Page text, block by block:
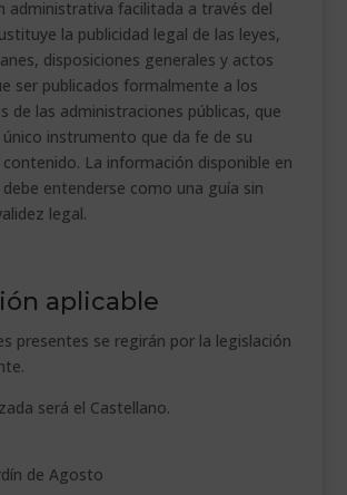
administrativa facilitada a través del
la publicidad legal de las leyes,
disposiciones generales y actos
ser publicados formalmente a los
de las administraciones públicas, que
instrumento que da fe de su
La información disponible en
entenderse como una guía sin
legal.
aplicable
presentes se regirán por la legislación
será el Castellano.
de Agosto